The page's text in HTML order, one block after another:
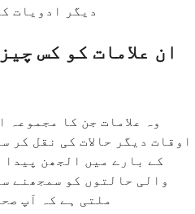
دیگر ادویات
ان علامات کو کس
وہ علامات جن کا مجموعہ
اوقات دیگر حالات کی نقل کر
کے بارے میں الجھن
والی حالتوں کو سمجھنے
ملتی ہے کہ آپ